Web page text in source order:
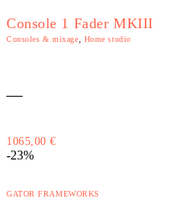
Console 1 Fader MKIII
Consoles & mixage, Home studio
—
1065,00€
-23%
GATOR FRAMEWORKS